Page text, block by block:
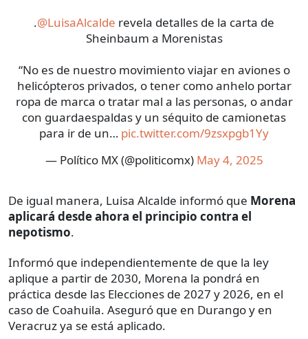
.@LuisaAlcalde revela detalles de la carta de
Sheinbaum a Morenistas
“No es de nuestro movimiento viajar en aviones o
helicópteros privados, o tener como anhelo portar
ropa de marca o tratar mal a las personas, o andar
con guardaespaldas y un séquito de camionetas
para ir de un… pic.twitter.com/9zsxpgb1Yy
— Político MX (@politicomx) May 4, 2025
De igual manera, Luisa Alcalde informó que Morena
aplicará desde ahora el principio contra el
nepotismo.
Informó que independientemente de que la ley
aplique a partir de 2030, Morena la pondrá en
práctica desde las Elecciones de 2027 y 2026, en el
caso de Coahuila. Aseguró que en Durango y en
Veracruz ya se está aplicado.